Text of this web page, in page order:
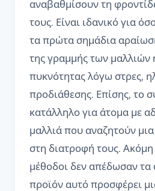
αναβαθμίσουν τη
τους. Είναι ιδανικό για
τα πρώτα σημάδια
της γραμμής των μαλλιών
πυκνότητας λόγω στρες,
προδιάθεσης. Επίσης, το
κατάλληλο για άτομα με
μαλλιά που αναζητούν
στη διατροφή τους. Ακόμη
μέθοδοι δεν απέδωσαν τα
προϊόν αυτό προσφέρει